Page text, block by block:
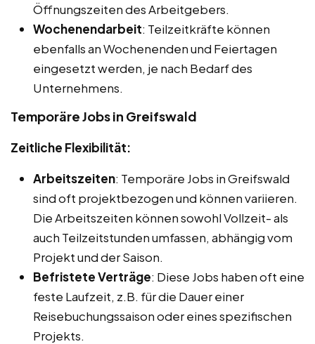
Öffnungszeiten des Arbeitgebers.
Wochenendarbeit: Teilzeitkräfte können
ebenfalls an Wochenenden und Feiertagen
eingesetzt werden, je nach Bedarf des
Unternehmens.
Temporäre Jobs in Greifswald
Zeitliche Flexibilität:
Arbeitszeiten: Temporäre Jobs in Greifswald
sind oft projektbezogen und können variieren.
Die Arbeitszeiten können sowohl Vollzeit- als
auch Teilzeitstunden umfassen, abhängig vom
Projekt und der Saison.
Befristete Verträge: Diese Jobs haben oft eine
feste Laufzeit, z.B. für die Dauer einer
Reisebuchungssaison oder eines spezifischen
Projekts.